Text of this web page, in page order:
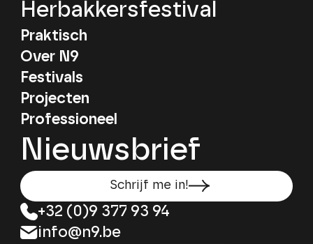
Herbakkersfestival
Praktisch
Over N9
Festivals
Projecten
Professioneel
Nieuwsbrief
Schrijf me in!
+32 (0)9 377 93 94
info@n9.be